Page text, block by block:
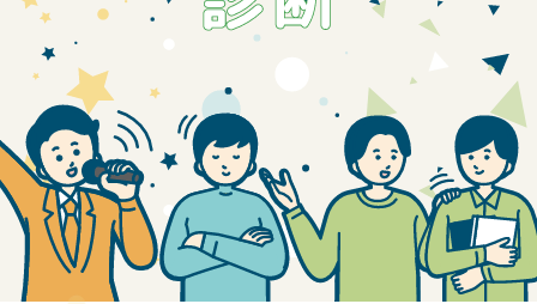
早わかりニチイの介護
採用情報
エントリーはこちら